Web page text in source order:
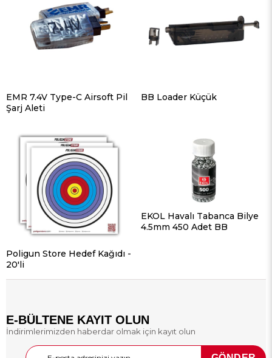
EMR 7.4V Type-C Airsoft Pil
Şarj Aleti
BB Loader Küçük
Poligun Store Hedef Kağıdı -
20'li
EKOL Havalı Tabanca Bilye
4.5mm 450 Adet BB
E-BÜLTENE KAYIT OLUN
İndirimlerimizden haberdar olmak için kayıt olun